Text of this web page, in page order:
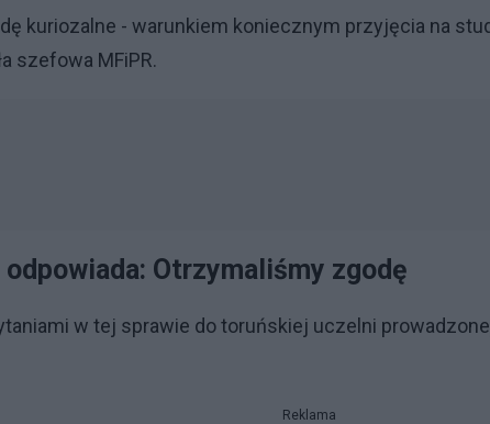
kuriozalne - warunkiem koniecznym przyjęcia na
szefowa MFiPR.
Otrzymaliśmy zgodę
w tej sprawie do toruńskiej uczelni
Reklama